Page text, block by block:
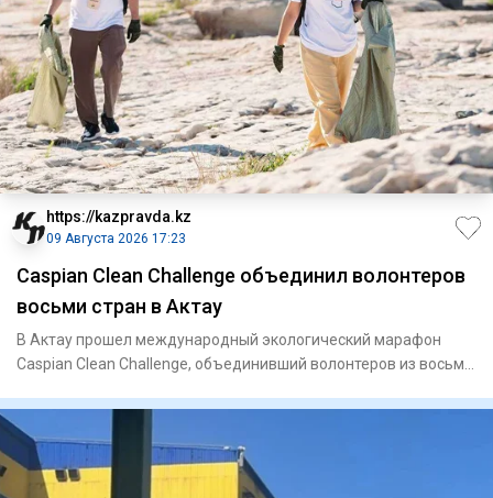
https://kazpravda.kz
09 Августа 2026 17:23
Caspian Clean Challenge объединил волонтеров
восьми стран в Актау
В Актау прошел международный экологический марафон
Caspian Clean Challenge, объединивший волонтеров из восьми